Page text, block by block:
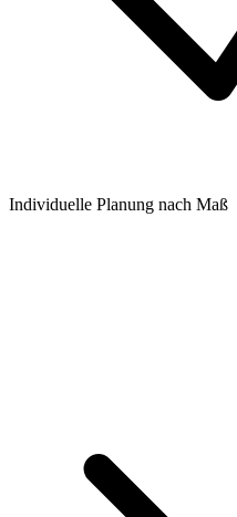
Individuelle Planung nach Maß